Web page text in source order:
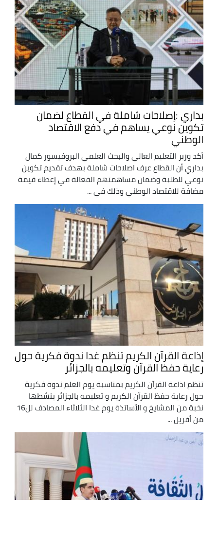
بداري :إصلاحات شاملة في القطاع لضمان
تكوين نوعي يساهم في دفع الاقتصاد
الوطني
أكد وزير التعليم العالي والبحث العلمي البروفيسور كمال
بداري أن القطاع عرف اصلاحات شاملة بهدف تقديم تكوين
نوعي للطلبة وضمان مساهمتهم الفعالة في إعطاء قيمة
مضافة للاقتصاد الوطني وذلك في ...
إذاعة القرآن الكريم تنظم غدا ندوة فكرية حول
رعاية حفظ القرآن وتعليمه بالجزائر
تنظم اذاعة القرآن الكريم بمناسبة يوم العلم ندوة فكرية
حول رعاية حفظ القرآن الكريم و تعليمه بالجزائر ينشطها
نخبة من المشايخ و الأساتذة يوم غدا الثلاثاء المصادف لل16
من أفريل ...